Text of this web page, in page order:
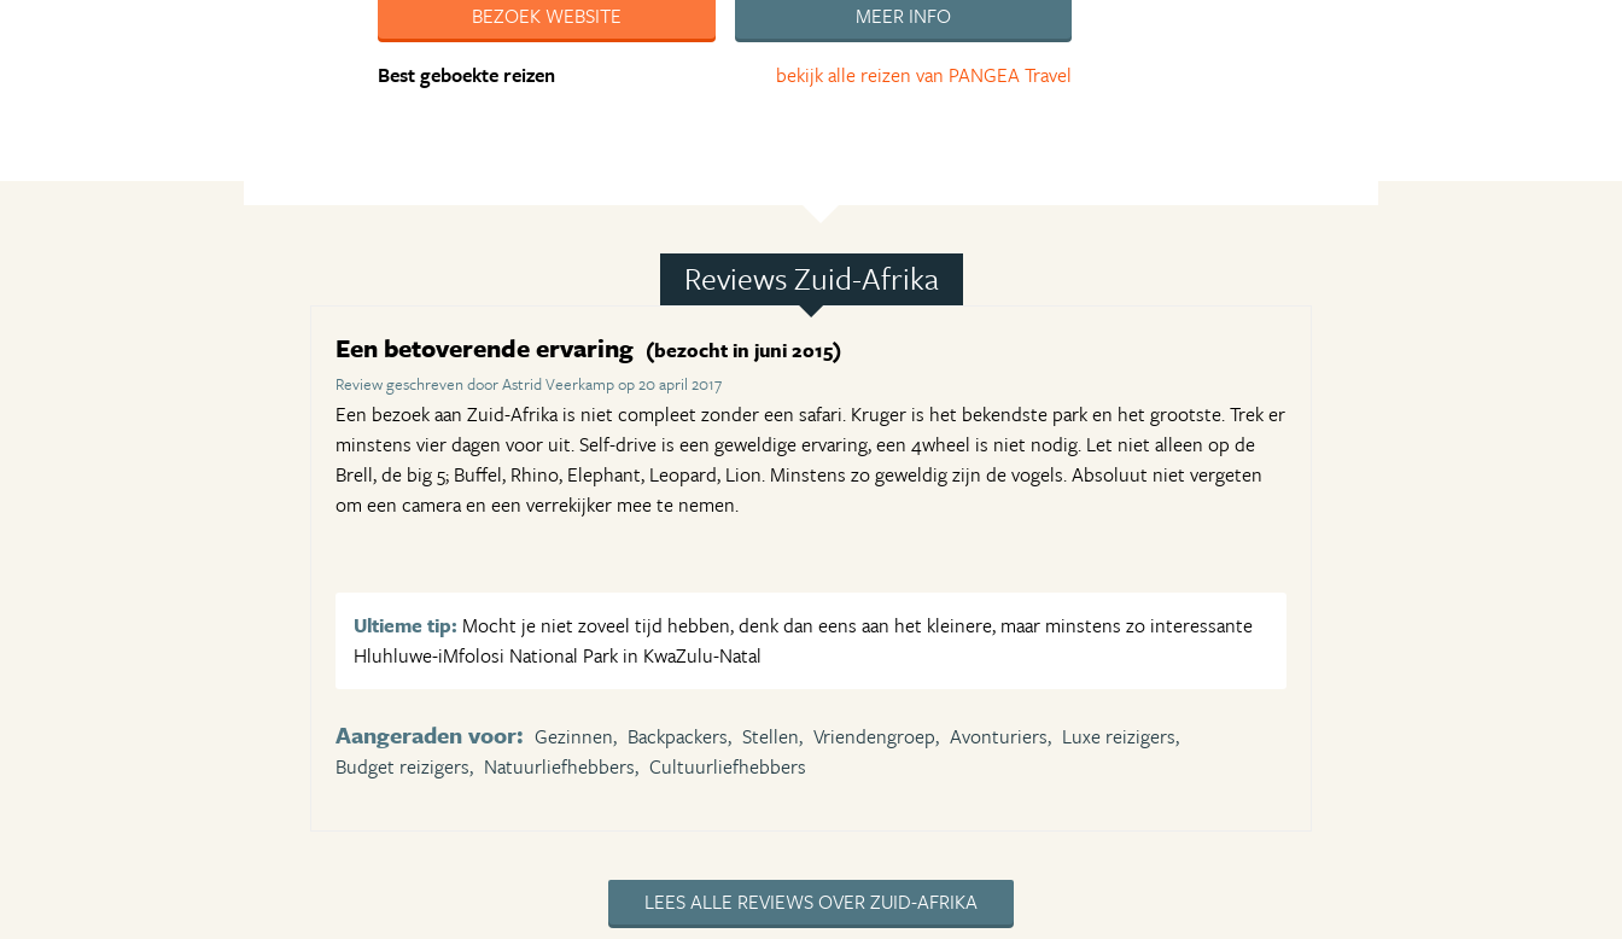
BEZOEK WEBSITE
MEER INFO
bekijk alle reizen van PANGEA Travel
Best geboekte reizen
Reviews Zuid-Afrika
Een betoverende ervaring (bezocht in juni 2015)
Review geschreven door Astrid Veerkamp op 20 april 2017
Een bezoek aan Zuid-Afrika is niet compleet zonder een safari. Kruger is het bekendste park en het grootste. Trek er
minstens vier dagen voor uit. Self-drive is een geweldige ervaring, een 4wheel is niet nodig. Let niet alleen op de
Brell, de big 5; Buffel, Rhino, Elephant, Leopard, Lion. Minstens zo geweldig zijn de vogels. Absoluut niet vergeten
om een camera en een verrekijker mee te nemen.
Ultieme tip: Mocht je niet zoveel tijd hebben, denk dan eens aan het kleinere, maar minstens zo interessante
Hluhluwe-iMfolosi National Park in KwaZulu-Natal
Aangeraden voor: Gezinnen, Backpackers, Stellen, Vriendengroep, Avonturiers, Luxe reizigers,
Budget reizigers, Natuurliefhebbers, Cultuurliefhebbers
LEES ALLE REVIEWS OVER ZUID-AFRIKA